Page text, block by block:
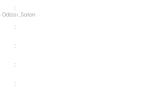
:
,Salon
:
:
:
: